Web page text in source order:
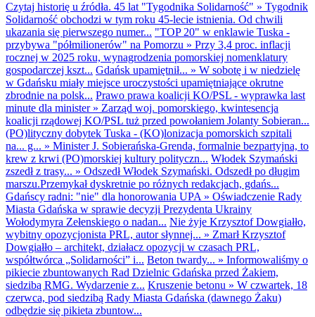
Czytaj historię u źródła. 45 lat "Tygodnika Solidarność" » Tygodnik
Solidarność obchodzi w tym roku 45-lecie istnienia. Od chwili
ukazania się pierwszego numer... "TOP 20" w enklawie Tuska -
przybywa "półmilionerów" na Pomorzu » Przy 3,4 proc. inflacji
rocznej w 2025 roku, wynagrodzenia pomorskiej nomenklatury
gospodarczej kszt... Gdańsk upamiętnił... » W sobotę i w niedzielę
w Gdańsku miały miejsce uroczystości upamiętniające okrutne
zbrodnie na polsk... Prawo prawa koalicji KO/PSL - wyprawka last
minute dla minister» Zarząd woj. pomorskiego, kwintesencja
koalicji rządowej KO/PSL tuż przed powołaniem Jolanty Sobieran...
(PO)lityczny dobytek Tuska - (KO)lonizacja pomorskich szpitali
na... g... » Minister J. Sobierańska-Grenda, formalnie bezpartyjna, to
krew z krwi (PO)morskiej kultury polityczn... Włodek Szymański
zszedł z trasy... » Odszedł Włodek Szymański. Odszedł po długim
marszu.Przemykał dyskretnie po różnych redakcjach, gdańs...
Gdańscy radni: "nie" dla honorowania UPA » Oświadczenie Rady
Miasta Gdańska w sprawie decyzji Prezydenta Ukrainy
Wołodymyra Zełenskiego o nadan... Nie żyje Krzysztof Dowgiałło,
wybitny opozycjonista PRL, autor słynnej... » Zmarł Krzysztof
Dowgiałło – architekt, działacz opozycji w czasach PRL,
współtwórca „Solidarności” i... Beton twardy... » Informowaliśmy o
pikiecie zbuntowanych Rad Dzielnic Gdańska przed Żakiem,
siedzibą RMG. Wydarzenie z... Kruszenie betonu » W czwartek, 18
czerwca, pod siedzibą Rady Miasta Gdańska (dawnego Żaku)
odbędzie się pikieta zbuntow...